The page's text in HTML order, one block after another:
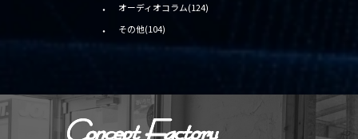
オーディオコラム(124)
その他(104)